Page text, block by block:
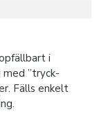
i
”tryck-
Fälls enkelt